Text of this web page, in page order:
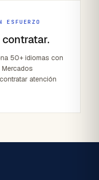
50+ idiomas con
atención